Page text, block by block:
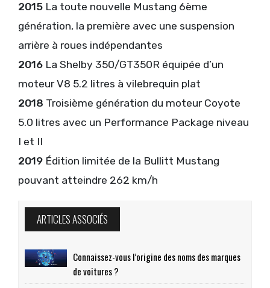
2015 La toute nouvelle Mustang 6ème
génération, la première avec une suspension
arrière à roues indépendantes
2016 La Shelby 350/GT350R équipée d’un
moteur V8 5.2 litres à vilebrequin plat
2018 Troisième génération du moteur Coyote
5.0 litres avec un Performance Package niveau
I et II
2019 Édition limitée de la Bullitt Mustang
pouvant atteindre 262 km/h
ARTICLES ASSOCIÉS
Connaissez-vous l’origine des noms des marques
de voitures ?